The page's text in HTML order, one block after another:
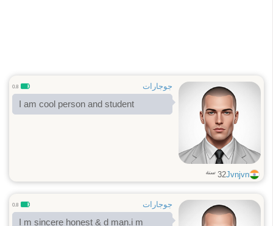
جوجارات 0.8
I am cool person and student
Jvnjvn
32 سنة
جوجارات 0.8
I m sincere honest & d man.i m